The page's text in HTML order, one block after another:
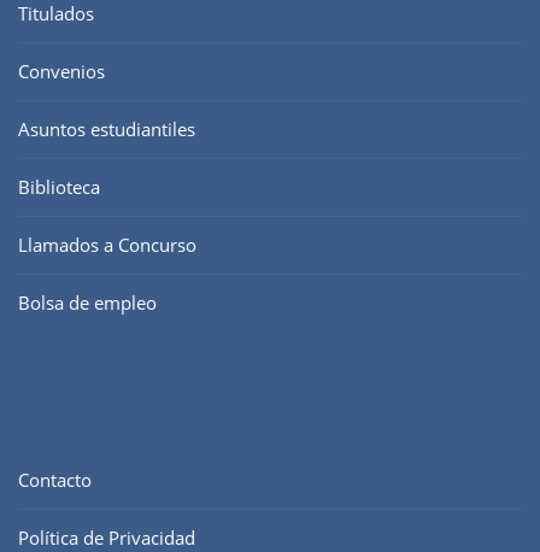
Titulados
Convenios
Asuntos estudiantiles
Biblioteca
Llamados a Concurso
Bolsa de empleo
Contacto
Política de Privacidad